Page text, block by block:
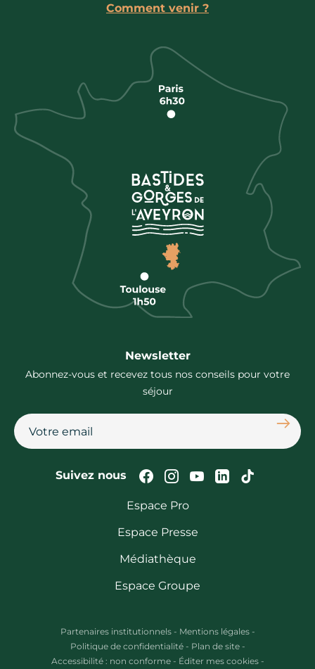
Comment venir ?
Newsletter
Abonnez-vous et recevez tous nos conseils pour votre
séjour
Suivez nous Suivez-nous sur
Suivez-nous sur
Suivez-nous
Suivez-Suivez-
Espace Pro
Espace Presse
Médiathèque
Espace Groupe
Partenaires institutionnels - Mentions légales -
Politique de confidentialité - Plan de site -
Accessibilité : non conforme - Éditer mes cookies -